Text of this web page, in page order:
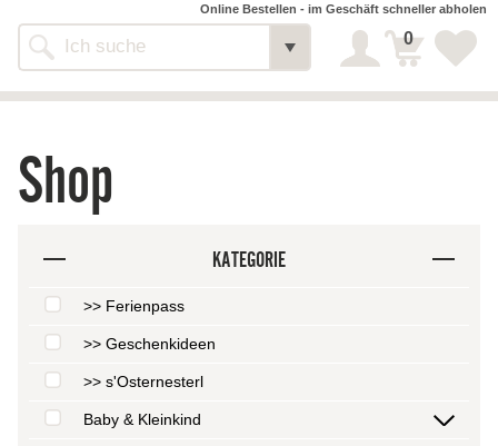
Shop
Online Bestellen - im Geschäft schneller abholen
0
Shop
KATEGORIE
>> Ferienpass
>> Geschenkideen
>> s'Osternesterl
Baby & Kleinkind